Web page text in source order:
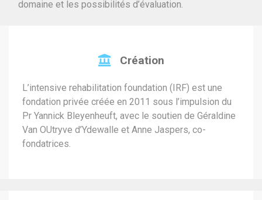
domaine et les possibilités d’évaluation.
Création
L’intensive rehabilitation foundation (IRF) est une
fondation privée créée en 2011 sous l’impulsion du
Pr Yannick Bleyenheuft, avec le soutien de Géraldine
Van OUtryve d’Ydewalle et Anne Jaspers, co-
fondatrices.